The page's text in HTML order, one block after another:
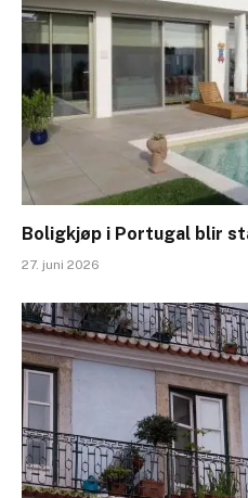
Boligkjøp i Portugal blir
27. juni 2026